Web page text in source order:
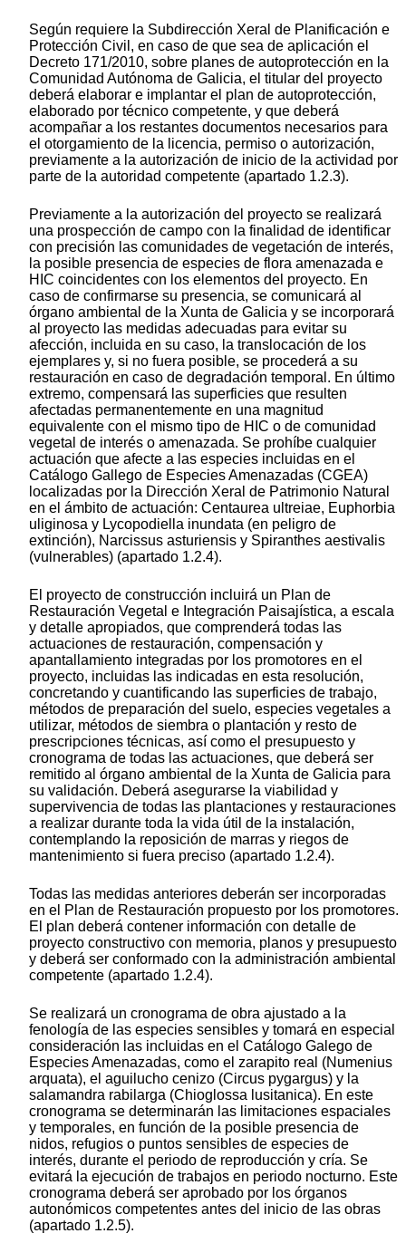
Según requiere la Subdirección Xeral de Planificación e
Protección Civil, en caso de que sea de aplicación el
Decreto 171/2010, sobre planes de autoprotección en la
Comunidad Autónoma de Galicia, el titular del proyecto
deberá elaborar e implantar el plan de autoprotección,
elaborado por técnico competente, y que deberá
acompañar a los restantes documentos necesarios para
el otorgamiento de la licencia, permiso o autorización,
previamente a la autorización de inicio de la actividad por
parte de la autoridad competente (apartado 1.2.3).
Previamente a la autorización del proyecto se realizará
una prospección de campo con la finalidad de identificar
con precisión las comunidades de vegetación de interés,
la posible presencia de especies de flora amenazada e
HIC coincidentes con los elementos del proyecto. En
caso de confirmarse su presencia, se comunicará al
órgano ambiental de la Xunta de Galicia y se incorporará
al proyecto las medidas adecuadas para evitar su
afección, incluida en su caso, la translocación de los
ejemplares y, si no fuera posible, se procederá a su
restauración en caso de degradación temporal. En último
extremo, compensará las superficies que resulten
afectadas permanentemente en una magnitud
equivalente con el mismo tipo de HIC o de comunidad
vegetal de interés o amenazada. Se prohíbe cualquier
actuación que afecte a las especies incluidas en el
Catálogo Gallego de Especies Amenazadas (CGEA)
localizadas por la Dirección Xeral de Patrimonio Natural
en el ámbito de actuación: Centaurea ultreiae, Euphorbia
uliginosa y Lycopodiella inundata (en peligro de
extinción), Narcissus asturiensis y Spiranthes aestivalis
(vulnerables) (apartado 1.2.4).
El proyecto de construcción incluirá un Plan de
Restauración Vegetal e Integración Paisajística, a escala
y detalle apropiados, que comprenderá todas las
actuaciones de restauración, compensación y
apantallamiento integradas por los promotores en el
proyecto, incluidas las indicadas en esta resolución,
concretando y cuantificando las superficies de trabajo,
métodos de preparación del suelo, especies vegetales a
utilizar, métodos de siembra o plantación y resto de
prescripciones técnicas, así como el presupuesto y
cronograma de todas las actuaciones, que deberá ser
remitido al órgano ambiental de la Xunta de Galicia para
su validación. Deberá asegurarse la viabilidad y
supervivencia de todas las plantaciones y restauraciones
a realizar durante toda la vida útil de la instalación,
contemplando la reposición de marras y riegos de
mantenimiento si fuera preciso (apartado 1.2.4).
Todas las medidas anteriores deberán ser incorporadas
en el Plan de Restauración propuesto por los promotores.
El plan deberá contener información con detalle de
proyecto constructivo con memoria, planos y presupuesto
y deberá ser conformado con la administración ambiental
competente (apartado 1.2.4).
Se realizará un cronograma de obra ajustado a la
fenología de las especies sensibles y tomará en especial
consideración las incluidas en el Catálogo Galego de
Especies Amenazadas, como el zarapito real (Numenius
arquata), el aguilucho cenizo (Circus pygargus) y la
salamandra rabilarga (Chioglossa lusitanica). En este
cronograma se determinarán las limitaciones espaciales
y temporales, en función de la posible presencia de
nidos, refugios o puntos sensibles de especies de
interés, durante el periodo de reproducción y cría. Se
evitará la ejecución de trabajos en periodo nocturno. Este
cronograma deberá ser aprobado por los órganos
autonómicos competentes antes del inicio de las obras
(apartado 1.2.5).